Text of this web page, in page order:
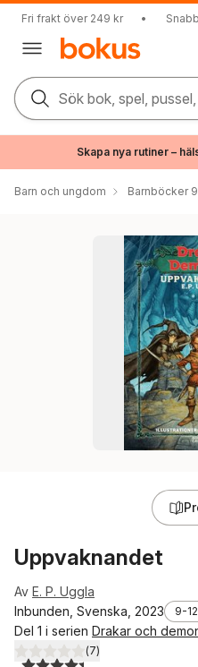
Fri frakt över 249 kr •
Sök bok, spel,
Skapa nya rutiner –
Barn och ungdom Barnböcker
Uppvaknandet
Av E. P. Uggla
Inbunden, Svenska, 2023
9-
Del 1 i serien Drakar och
4,4utav 5 stjärnor. Totalt antal
(7)